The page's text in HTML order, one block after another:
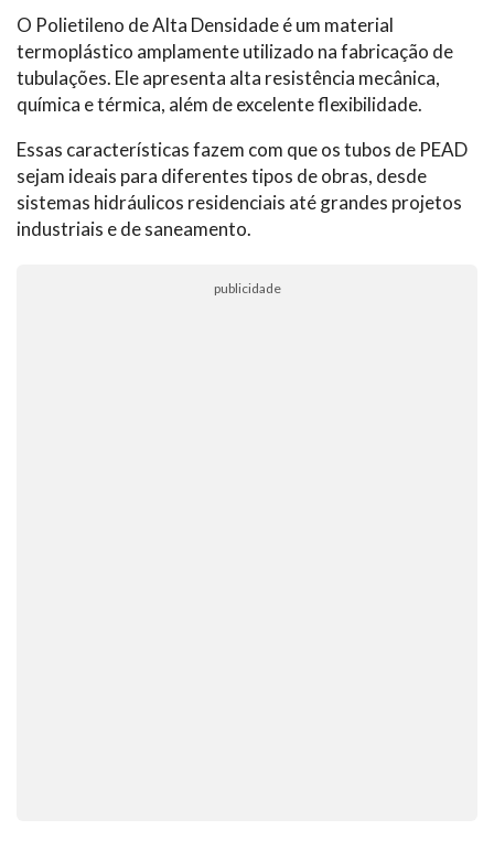
O Polietileno de Alta Densidade é um material
termoplástico amplamente utilizado na fabricação de
tubulações. Ele apresenta alta resistência mecânica,
química e térmica, além de excelente flexibilidade.
Essas características fazem com que os tubos de PEAD
sejam ideais para diferentes tipos de obras, desde
sistemas hidráulicos residenciais até grandes projetos
industriais e de saneamento.
publicidade